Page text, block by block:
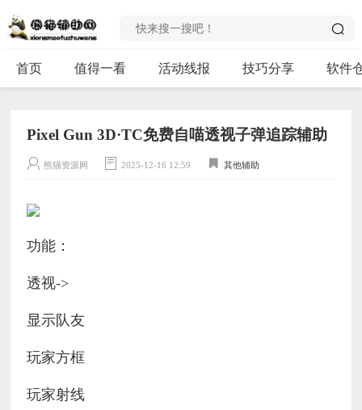
首页 值得一看 活动线报 技巧分享 软件
Pixel Gun 3D·TC免费自喵透视子弹追踪辅助
熊猫资源网 2025-12-16 12:59 其他辅助
功能：
透视->
显示队友
玩家方框
玩家射线